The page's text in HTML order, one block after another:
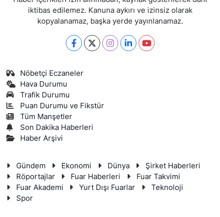
iktibas edilemez. Kanuna aykırı ve izinsiz olarak
kopyalanamaz, başka yerde yayınlanamaz.
Nöbetçi Eczaneler
Hava Durumu
Trafik Durumu
Puan Durumu ve Fikstür
Tüm Manşetler
Son Dakika Haberleri
Haber Arşivi
Gündem Ekonomi Dünya
Şirket Haberleri
Röportajlar
Fuar Haberleri
Fuar Takvimi
Fuar Akademi
Yurt Dışı Fuarlar
Teknoloji
Spor